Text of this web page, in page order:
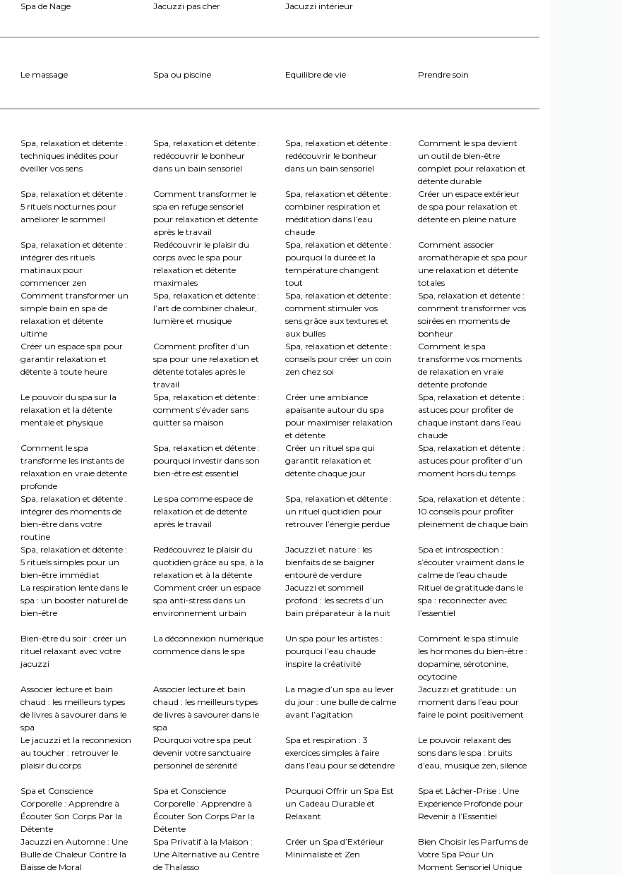
Spa de Nage Jacuzzi pas cher
Jacuzzi intérieur
Le massage Spa ou piscine Equilibre de vie
Prendre soin
Spa, relaxation et détente :
techniques inédites pour
éveiller vos sens
Spa, relaxation et détente :
redécouvrir le bonheur
dans un bain sensoriel
Spa, relaxation et détente :
redécouvrir le bonheur
dans un bain sensoriel
Comment le spa devient
un outil de bien-être
complet pour relaxation et
détente durable
Spa, relaxation et détente :
5 rituels nocturnes pour
améliorer le sommeil
Comment transformer le
spa en refuge sensoriel
pour relaxation et détente
après le travail
Spa, relaxation et détente :
combiner respiration et
méditation dans l’eau
chaude
Créer un espace extérieur
de spa pour relaxation et
détente en pleine nature
Spa, relaxation et détente :
intégrer des rituels
matinaux pour
commencer zen
Redécouvrir le plaisir du
corps avec le spa pour
relaxation et détente
maximales
Spa, relaxation et détente :
pourquoi la durée et la
température changent
tout
Comment associer
aromathérapie et spa pour
une relaxation et détente
totales
Comment transformer un
simple bain en spa de
relaxation et détente
ultime
Spa, relaxation et détente :
l’art de combiner chaleur,
lumière et musique
Spa, relaxation et détente :
comment stimuler vos
sens grâce aux textures et
aux bulles
Spa, relaxation et détente :
comment transformer vos
soirées en moments de
bonheur
Créer un espace spa pour
garantir relaxation et
détente à toute heure
Comment profiter d’un
spa pour une relaxation et
détente totales après le
travail
Spa, relaxation et détente :
conseils pour créer un coin
zen chez soi
Comment le spa
transforme vos moments
de relaxation en vraie
détente profonde
Le pouvoir du spa sur la
relaxation et la détente
mentale et physique
Spa, relaxation et détente :
comment s’évader sans
quitter sa maison
Créer une ambiance
apaisante autour du spa
pour maximiser relaxation
et détente
Spa, relaxation et détente :
astuces pour profiter de
chaque instant dans l’eau
chaude
Comment le spa
transforme les instants de
relaxation en vraie détente
profonde
Spa, relaxation et détente :
pourquoi investir dans son
bien-être est essentiel
Créer un rituel spa qui
garantit relaxation et
détente chaque jour
Spa, relaxation et détente :
astuces pour profiter d’un
moment hors du temps
Spa, relaxation et détente :
intégrer des moments de
bien-être dans votre
routine
Le spa comme espace de
relaxation et de détente
après le travail
Spa, relaxation et détente :
un rituel quotidien pour
retrouver l’énergie perdue
Spa, relaxation et détente :
10 conseils pour profiter
pleinement de chaque bain
Spa, relaxation et détente :
5 rituels simples pour un
bien-être immédiat
Redécouvrez le plaisir du
quotidien grâce au spa, à la
relaxation et à la détente
Jacuzzi et nature : les
bienfaits de se baigner
entouré de verdure
Spa et introspection :
s’écouter vraiment dans le
calme de l’eau chaude
La respiration lente dans le
spa : un booster naturel de
bien-être
Comment créer un espace
spa anti-stress dans un
environnement urbain
Jacuzzi et sommeil
profond : les secrets d’un
bain préparateur à la nuit
Rituel de gratitude dans le
spa : reconnecter avec
l’essentiel
Bien-être du soir : créer un
rituel relaxant avec votre
jacuzzi
La déconnexion numérique
commence dans le spa
Un spa pour les artistes :
pourquoi l’eau chaude
inspire la créativité
Comment le spa stimule
les hormones du bien-être :
dopamine, sérotonine,
ocytocine
Associer lecture et bain
chaud : les meilleurs types
de livres à savourer dans le
spa
Associer lecture et bain
chaud : les meilleurs types
de livres à savourer dans le
spa
La magie d’un spa au lever
du jour : une bulle de calme
avant l’agitation
Jacuzzi et gratitude : un
moment dans l’eau pour
faire le point positivement
Le jacuzzi et la reconnexion
au toucher : retrouver le
plaisir du corps
Pourquoi votre spa peut
devenir votre sanctuaire
personnel de sérénité
Spa et respiration : 3
exercices simples à faire
dans l’eau pour se détendre
Le pouvoir relaxant des
sons dans le spa : bruits
d’eau, musique zen, silence
Spa et Conscience
Corporelle : Apprendre à
Écouter Son Corps Par la
Détente
Spa et Conscience
Corporelle : Apprendre à
Écouter Son Corps Par la
Détente
Pourquoi Offrir un Spa Est
un Cadeau Durable et
Relaxant
Spa et Lâcher-Prise : Une
Expérience Profonde pour
Revenir à l’Essentiel
Jacuzzi en Automne : Une
Bulle de Chaleur Contre la
Baisse de Moral
Spa Privatif à la Maison :
Une Alternative au Centre
de Thalasso
Créer un Spa d’Extérieur
Minimaliste et Zen
Bien Choisir les Parfums de
Votre Spa Pour Un
Moment Sensoriel Unique